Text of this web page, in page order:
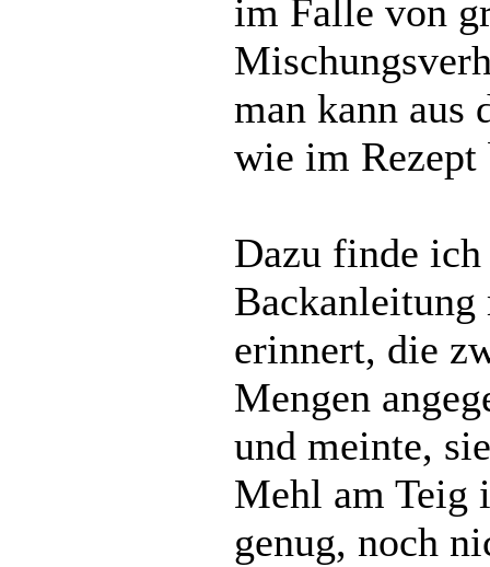
im Falle von
man kann aus
wie im Rezept
Dazu finde
erinnert, die
Mengen
und meinte,
Mehl am Teig
genug, noch